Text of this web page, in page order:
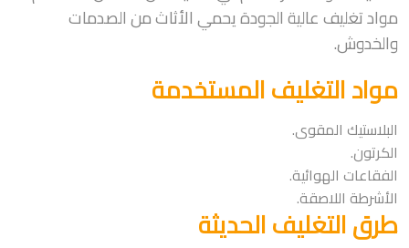
مواد تغليف عالية الجودة يحمي الأثاث من الصدمات
والخدوش.
مواد التغليف المستخدمة
البلاستيك المقوى.
الكرتون.
الفقاعات الهوائية.
الأشرطة اللاصقة.
طرق التغليف الحديثة